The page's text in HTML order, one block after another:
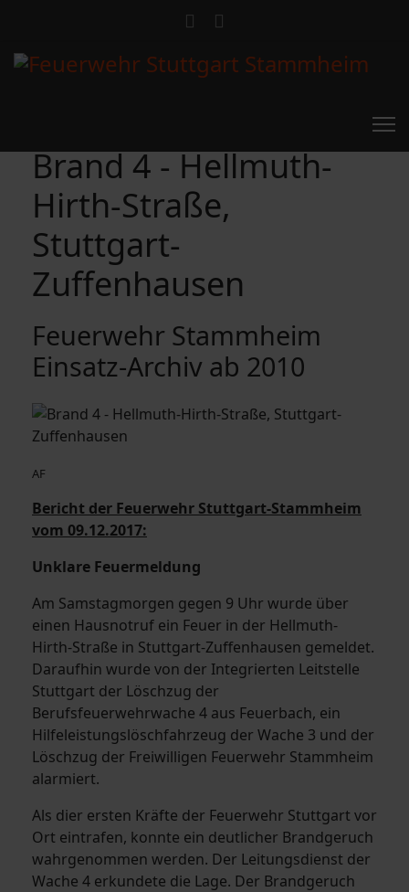
Feuerwehr Stammheim
Einsatz-Archiv ab 2010
Brand 4 - Hellmuth-
Hirth-Straße,
Stuttgart-
Zuffenhausen
AF
Bericht der Feuerwehr Stuttgart-Stammheim
vom 09.12.2017:
Unklare Feuermeldung
Am Samstagmorgen gegen 9 Uhr wurde über
einen Hausnotruf ein Feuer in der Hellmuth-
Hirth-Straße in Stuttgart-Zuffenhausen gemeldet.
Daraufhin wurde von der Integrierten Leitstelle
Stuttgart der Löschzug der
Berufsfeuerwehrwache 4 aus Feuerbach, ein
Hilfeleistungslöschfahrzeug der Wache 3 und der
Löschzug der Freiwilligen Feuerwehr Stammheim
alarmiert.
Als dier ersten Kräfte der Feuerwehr Stuttgart vor
Ort eintrafen, konnte ein deutlicher Brandgeruch
wahrgenommen werden. Der Leitungsdienst der
Wache 4 erkundete die Lage. Der Brandgeruch